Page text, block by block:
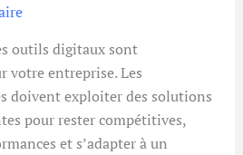
outils digitaux sont
votre entreprise. Les
doivent exploiter des solutions
pour rester compétitives,
et s’adapter à un